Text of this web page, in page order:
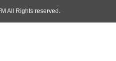
All Rights reserved.